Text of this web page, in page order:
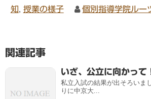
知
授業の様子 個別指導学院ルー
関連記事
いざ、公立に向かって
私立入試の結果が出そろいま
りに中京大...